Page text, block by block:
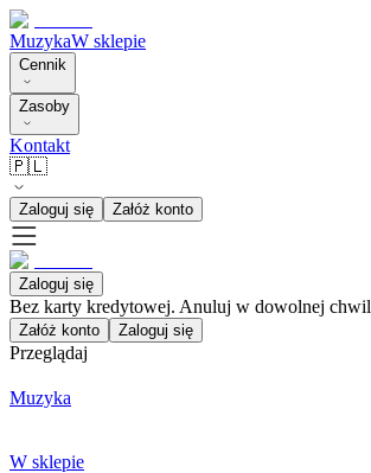
MuzykaW sklepie
Cennik
Zasoby
Kontakt
🇵🇱
Zaloguj się Załóż konto
Zaloguj się
Bez karty kredytowej. Anuluj w dowolnej
Załóż konto Zaloguj się
Przeglądaj
Muzyka
W sklepie